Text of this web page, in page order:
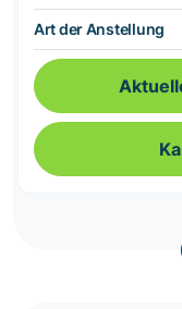
Art der Anstellung